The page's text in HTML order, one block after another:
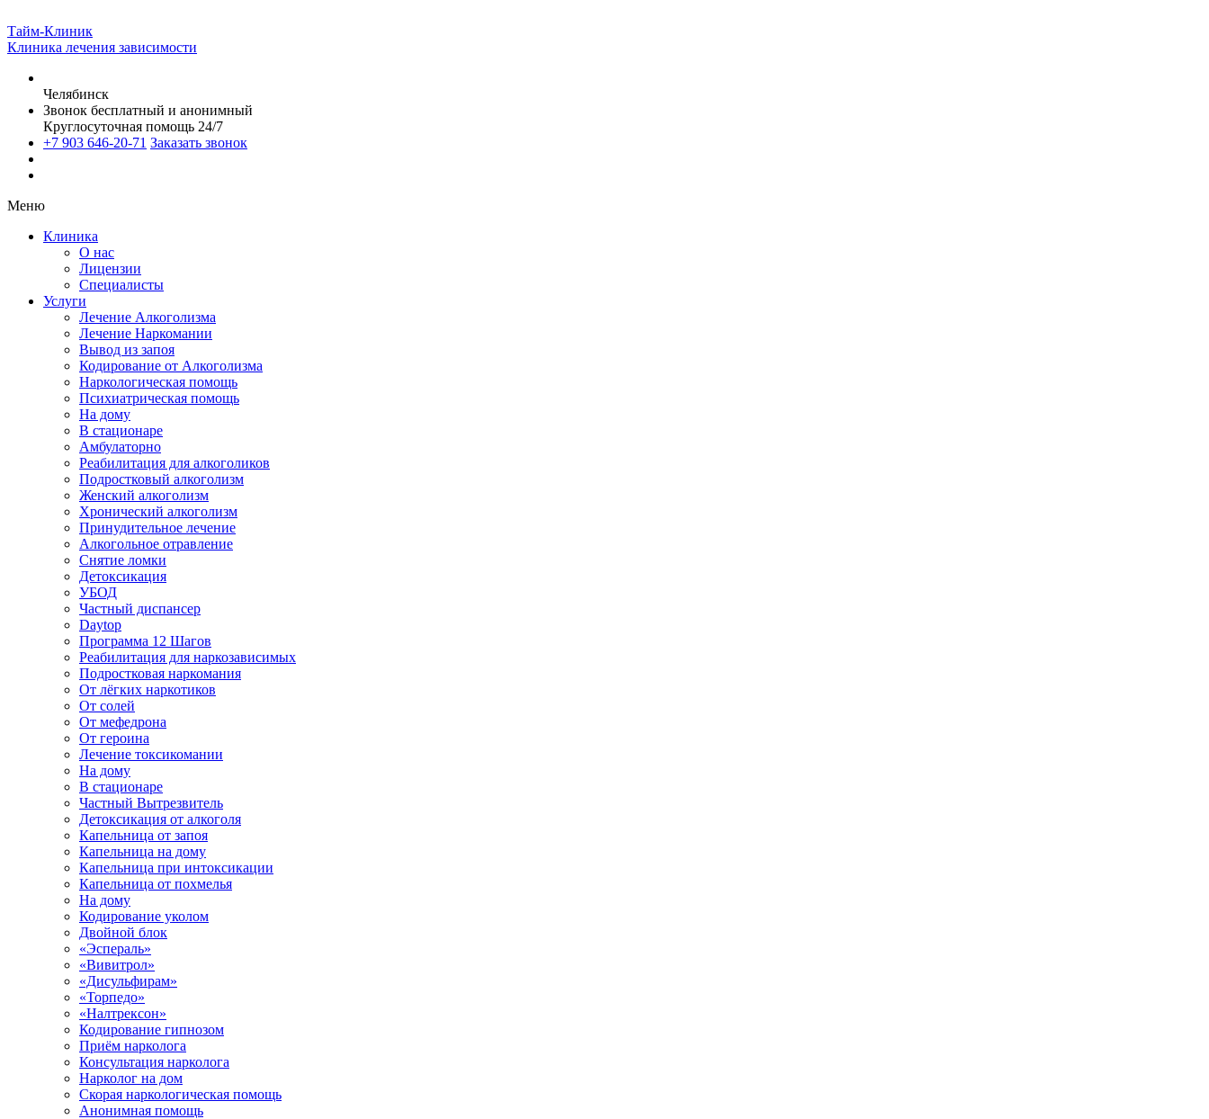
Тайм-Клиник
Клиника лечения зависимости
Челябинск
Звонок бесплатный и анонимный
Круглосуточная помощь 24/7
+7 903 646-20-71 Заказать звонок
Меню
Клиника
О нас
Лицензии
Специалисты
Услуги
Лечение Алкоголизма
Лечение Наркомании
Вывод из запоя
Кодирование от Алкоголизма
Наркологическая помощь
Психиатрическая помощь
На дому
В стационаре
Амбулаторно
Реабилитация для алкоголиков
Подростковый алкоголизм
Женский алкоголизм
Хронический алкоголизм
Принудительное лечение
Алкогольное отравление
Снятие ломки
Детоксикация
УБОД
Частный диспансер
Daytop
Программа 12 Шагов
Реабилитация для наркозависимых
Подростковая наркомания
От лёгких наркотиков
От солей
От мефедрона
От героина
Лечение токсикомании
На дому
В стационаре
Частный Вытрезвитель
Детоксикация от алкоголя
Капельница от запоя
Капельница на дому
Капельница при интоксикации
Капельница от похмелья
На дому
Кодирование уколом
Двойной блок
«Эспераль»
«Вивитрол»
«Дисульфирам»
«Торпедо»
«Налтрексон»
Кодирование гипнозом
Приём нарколога
Консультация нарколога
Нарколог на дом
Скорая наркологическая помощь
Анонимная помощь